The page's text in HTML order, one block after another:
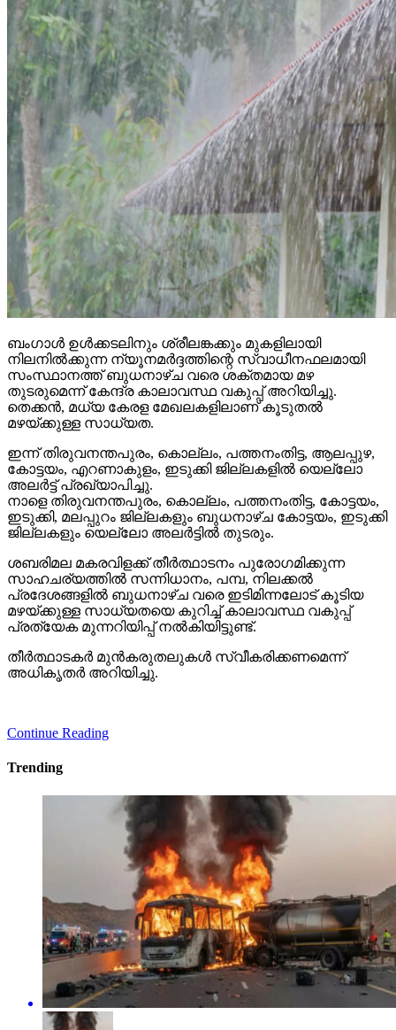
ബംഗാള്‍ ഉള്‍ക്കടലിനും ശ്രീലങ്കക്കും മുകളിലായി
നിലനില്‍ക്കുന്ന ന്യൂനമര്‍ദ്ദത്തിന്റെ സ്വാധീനഫലമായി
സംസ്ഥാനത്ത് ബുധനാഴ്ച വരെ ശക്തമായ മഴ
തുടരുമെന്ന് കേന്ദ്ര കാലാവസ്ഥ വകുപ്പ് അറിയിച്ചു.
തെക്കന്‍, മധ്യ കേരള മേഖലകളിലാണ് കൂടുതല്‍
മഴയ്ക്കുള്ള സാധ്യത.
ഇന്ന് തിരുവനന്തപുരം, കൊല്ലം, പത്തനംതിട്ട, ആലപ്പുഴ,
കോട്ടയം, എറണാകുളം, ഇടുക്കി ജില്ലകളില്‍ യെല്ലോ
അലര്‍ട്ട് പ്രഖ്യാപിച്ചു.
നാളെ തിരുവനന്തപുരം, കൊല്ലം, പത്തനംതിട്ട, കോട്ടയം,
ഇടുക്കി, മലപ്പുറം ജില്ലകളും ബുധനാഴ്ച കോട്ടയം, ഇടുക്കി
ജില്ലകളും യെല്ലോ അലര്‍ട്ടില്‍ തുടരും.
ശബരിമല മകരവിളക്ക് തീര്‍ത്ഥാടനം പുരോഗമിക്കുന്ന
സാഹചര്യത്തില്‍ സന്നിധാനം, പമ്പ, നിലക്കല്‍
പ്രദേശങ്ങളില്‍ ബുധനാഴ്ച വരെ ഇടിമിന്നലോട് കൂടിയ
മഴയ്ക്കുള്ള സാധ്യതയെ കുറിച്ച് കാലാവസ്ഥ വകുപ്പ്
പ്രത്യേക മുന്നറിയിപ്പ് നല്‍കിയിട്ടുണ്ട്.
തീര്‍ത്ഥാടകര്‍ മുന്‍കരുതലുകള്‍ സ്വീകരിക്കണമെന്ന്
അധികൃതര്‍ അറിയിച്ചു.
Continue Reading
Trending